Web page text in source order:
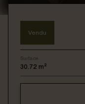
Connexion /
Vendu
Surface
30.72 m²